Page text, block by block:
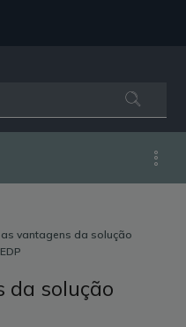
vantagens da solução
da solução